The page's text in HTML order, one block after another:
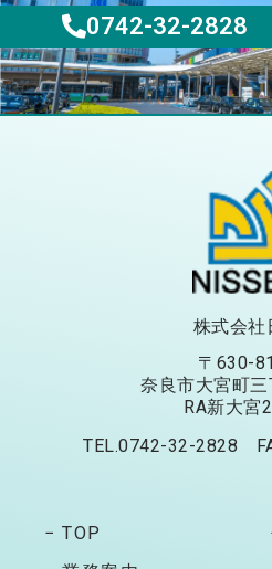
0742-32-2828
株式会社
〒630-
奈良市大宮町
RA新大宮
TEL.0742-32-2828
− TOP